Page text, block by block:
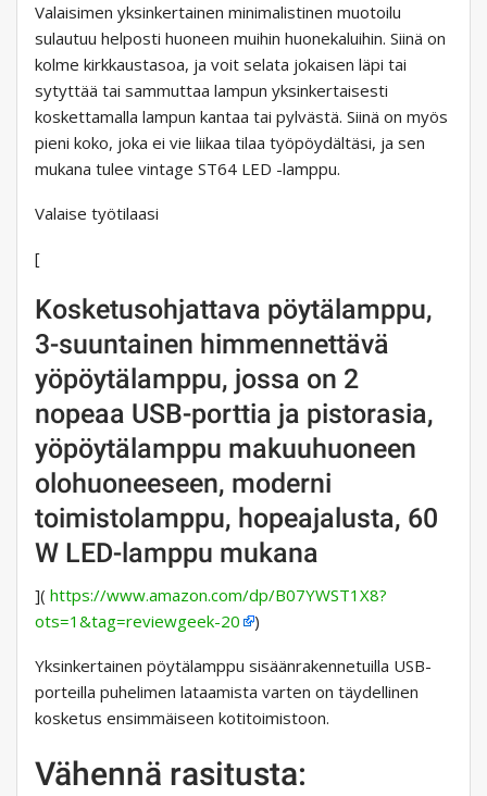
Valaisimen yksinkertainen minimalistinen muotoilu
sulautuu helposti huoneen muihin huonekaluihin. Siinä on
kolme kirkkaustasoa, ja voit selata jokaisen läpi tai
sytyttää tai sammuttaa lampun yksinkertaisesti
koskettamalla lampun kantaa tai pylvästä. Siinä on myös
pieni koko, joka ei vie liikaa tilaa työpöydältäsi, ja sen
mukana tulee vintage ST64 LED -lamppu.
Valaise työtilaasi
[
Kosketusohjattava pöytälamppu,
3-suuntainen himmennettävä
yöpöytälamppu, jossa on 2
nopeaa USB-porttia ja pistorasia,
yöpöytälamppu makuuhuoneen
olohuoneeseen, moderni
toimistolamppu, hopeajalusta, 60
W LED-lamppu mukana
]( https://www.amazon.com/dp/B07YWST1X8?
ots=1&tag=reviewgeek-20
)
Yksinkertainen pöytälamppu sisäänrakennetuilla USB-
porteilla puhelimen lataamista varten on täydellinen
kosketus ensimmäiseen kotitoimistoon.
Vähennä rasitusta: